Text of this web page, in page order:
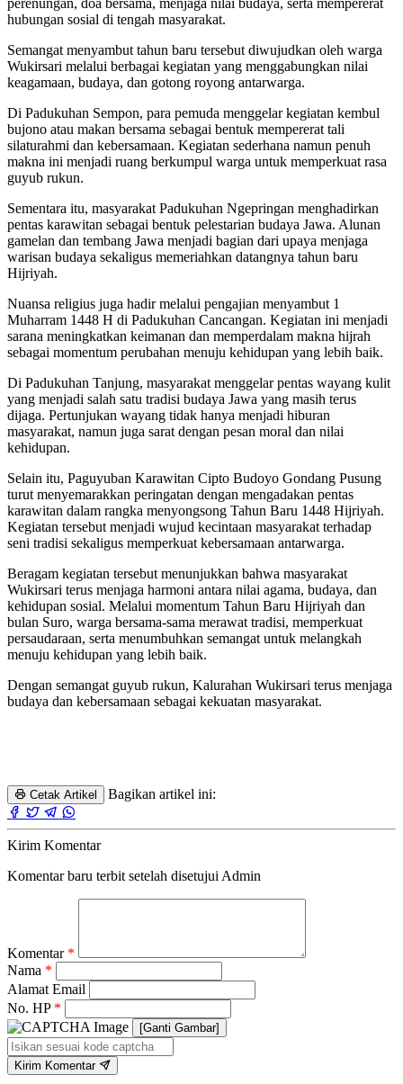
hubungan sosial di tengah masyarakat.
Semangat menyambut tahun baru tersebut diwujudkan oleh warga
Wukirsari melalui berbagai kegiatan yang menggabungkan nilai
keagamaan, budaya, dan gotong royong antarwarga.
Di Padukuhan Sempon, para pemuda menggelar kegiatan kembul
bujono atau makan bersama sebagai bentuk mempererat tali
silaturahmi dan kebersamaan. Kegiatan sederhana namun penuh
makna ini menjadi ruang berkumpul warga untuk memperkuat rasa
guyub rukun.
Sementara itu, masyarakat Padukuhan Ngepringan menghadirkan
pentas karawitan sebagai bentuk pelestarian budaya Jawa. Alunan
gamelan dan tembang Jawa menjadi bagian dari upaya menjaga
warisan budaya sekaligus memeriahkan datangnya tahun baru
Hijriyah.
Nuansa religius juga hadir melalui pengajian menyambut 1
Muharram 1448 H di Padukuhan Cancangan. Kegiatan ini menjadi
sarana meningkatkan keimanan dan memperdalam makna hijrah
sebagai momentum perubahan menuju kehidupan yang lebih baik.
Di Padukuhan Tanjung, masyarakat menggelar pentas wayang kulit
yang menjadi salah satu tradisi budaya Jawa yang masih terus
dijaga. Pertunjukan wayang tidak hanya menjadi hiburan
masyarakat, namun juga sarat dengan pesan moral dan nilai
kehidupan.
Selain itu, Paguyuban Karawitan Cipto Budoyo Gondang Pusung
turut menyemarakkan peringatan dengan mengadakan pentas
karawitan dalam rangka menyongsong Tahun Baru 1448 Hijriyah.
Kegiatan tersebut menjadi wujud kecintaan masyarakat terhadap
seni tradisi sekaligus memperkuat kebersamaan antarwarga.
Beragam kegiatan tersebut menunjukkan bahwa masyarakat
Wukirsari terus menjaga harmoni antara nilai agama, budaya, dan
kehidupan sosial. Melalui momentum Tahun Baru Hijriyah dan
bulan Suro, warga bersama-sama merawat tradisi, memperkuat
persaudaraan, serta menumbuhkan semangat untuk melangkah
menuju kehidupan yang lebih baik.
Dengan semangat guyub rukun, Kalurahan Wukirsari terus menjaga
budaya dan kebersamaan sebagai kekuatan masyarakat.
Cetak Artikel Bagikan artikel ini:
Kirim Komentar
Komentar baru terbit setelah disetujui Admin
Komentar *
Nama *
Alamat Email
No. HP *
[Ganti Gambar]
Kirim Komentar